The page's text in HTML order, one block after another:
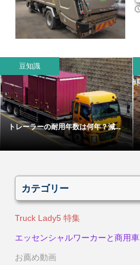
豆知識
トレーラーの耐用年数は何年？減...
カテゴリー
Truck Lady5 特集
エッセンシャルワーカーと商用車
お薦め動画